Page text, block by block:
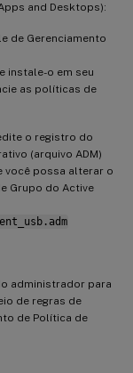
and Desktops):
de Gerenciamento
instale-o em seu
as políticas de
o registro do
(arquivo ADM)
você possa alterar o
Grupo do Active
administrador para
de regras de
de Política de